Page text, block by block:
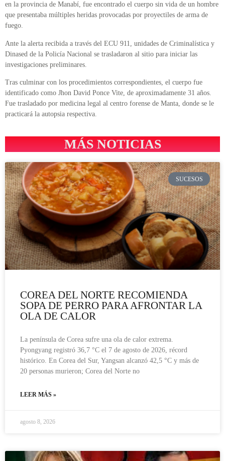
en la provincia de Manabí, fue encontrado el cuerpo sin vida de un hombre
que presentaba múltiples heridas provocadas por proyectiles de arma de
fuego.
Ante la alerta recibida a través del ECU 911, unidades de Criminalística y
Dinased de la Policía Nacional se trasladaron al sitio para iniciar las
investigaciones preliminares.
Tras culminar con los procedimientos correspondientes, el cuerpo fue
identificado como Jhon David Ponce Vite, de aproximadamente 31 años.
Fue trasladado por medicina legal al centro forense de Manta, donde se le
practicará la autopsia respectiva.
MÁS NOTICIAS
SUCESOS
COREA DEL NORTE RECOMIENDA
SOPA DE PERRO PARA AFRONTAR LA
OLA DE CALOR
La península de Corea sufre una ola de calor extrema.
Pyongyang registró 36,7 °C el 7 de agosto de 2026, récord
histórico. En Corea del Sur, Yangsan alcanzó 42,5 °C y más de
20 personas murieron; Corea del Norte no
LEER MÁS »
agosto 8, 2026